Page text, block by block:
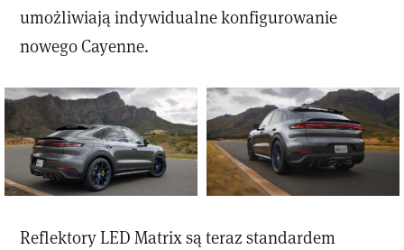
umożliwiają indywidualne konfigurowanie
nowego Cayenne.
Reflektory LED Matrix są teraz standardem